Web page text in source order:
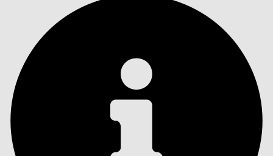
INNEHÅLLSFÖRTECKNINGAR